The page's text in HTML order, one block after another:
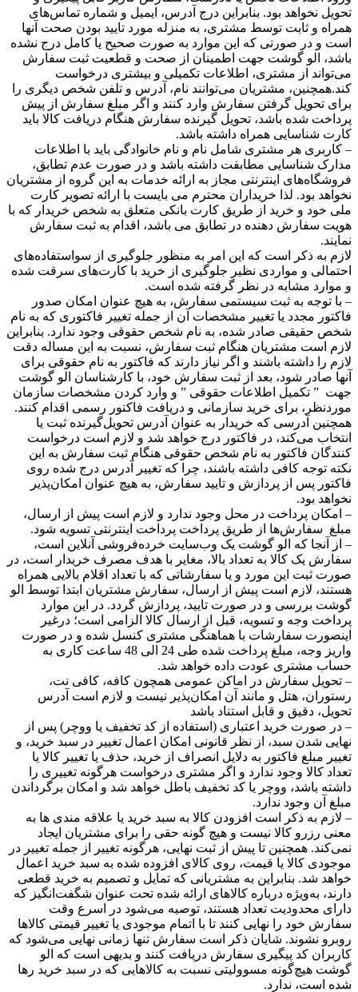
تحویل نخواهد بود. بنابراین درج آدرس، ایمیل و شماره تماس‌های
همراه و ثابت توسط مشتری، به منزله مورد تایید بودن صحت آنها
است و در صورتی که این موارد به صورت صحیح یا کامل درج نشده
باشد، الو گوشت جهت اطمینان از صحت و قطعیت ثبت سفارش
می‌تواند از مشتری، اطلاعات تکمیلی و بیشتری درخواست
کند.همچنین، مشتریان می‌توانند نام، آدرس و تلفن شخص دیگری را
برای تحویل گرفتن سفارش وارد کنند و اگر مبلغ سفارش از پیش
پرداخت شده باشد، تحویل گیرنده سفارش هنگام دریافت کالا باید
کارت شناسایی همراه داشته باشد.
– کاربری هر مشتری شامل نام و نام خانوادگی باید با اطلاعات
مدارک شناسایی مطابقت داشته باشد و در صورت عدم تطابق،
فروشگاه‌‌های اینترنتی مجاز به ارائه خدمات به این گروه از مشتریان
نخواهد بود. لذا خریداران محترم می بایست با ارائه تصویر کارت
ملی خود و خرید از طریق کارت بانکی متعلق به شخص خریدار که با
هویت سفارش دهنده در تطابق می باشد، اقدام به ثبت سفارش
نمایند.
لازم به ذکر است که این امر به منظور جلوگیری از سواستفاده‌های
احتمالی و مواردی نظیر جلوگیری از خرید با کارت‌های سرقت شده
و موارد مشابه در نظر گرفته شده است.
– با توجه به ثبت سیستمی سفارش، به هیچ عنوان امکان صدور
فاکتور مجدد یا تغییر مشخصات آن از جمله تغییر فاکتوری که به نام
شخص حقیقی صادر شده، به نام شخص حقوقی وجود ندارد. بنابراین
لازم است مشتریان هنگام ثبت سفارش، نسبت به این مساله دقت
لازم را داشته باشند و اگر نیاز دارند که فاکتور به نام حقوقی برای
آنها صادر شود، بعد از ثبت سفارش خود، با کارشناسان الو گوشت
جهت ” تکمیل اطلاعات حقوقی ” و وارد کردن مشخصات سازمان
موردنظر، برای خرید سازمانی و دریافت فاکتور رسمی اقدام کنند.
همچنین آدرسی که خریدار به عنوان آدرس تحویل‌گیرنده ثبت یا
انتخاب می‌کند، در فاکتور درج خواهد شد و لازم است درخواست
کنندگان فاکتور به نام شخص حقوقی هنگام ثبت سفارش به این
نکته توجه کافی داشته باشند، چرا که تغییر آدرس درج شده روی
فاکتور پس از پردازش و تایید سفارش، به هیچ عنوان امکان‌پذیر
نخواهد بود.
– امکان پرداخت در محل وجود ندارد و لازم است پیش از ارسال،
مبلغ سفارش‌ها از طریق پرداخت پرداخت اینترنتی تسویه شود.
– از آنجا که الو گوشت یک وب‌سایت خرده‌فروشی آنلاین است،
سفارش یک کالا به تعداد بالا، مغایر با هدف مصرف خریدار است، در
صورت ثبت این مورد و یا سفارشاتی که با تعداد اقلام بالایی همراه
هستند، لازم است پیش از ارسال، سفارش مشتریان ابتدا توسط الو
گوشت بررسی و در صورت تایید، پردازش گردد. در این موارد
پرداخت وجه و تسویه، قبل از ارسال کالا الزامی است؛ درغیر
اینصورت سفارشات با هماهنگی مشتری کنسل شده و در صورت
واریز وجه، مبلغ پرداخت شده طی 24 الی 48 ساعت کاری به
حساب مشتری عودت داده خواهد شد.
– تحویل سفارش در اماکن عمومی همچون کافه، کافی نت،
رستوران، هتل و مانند آن امکان‌پذیر نیست و لازم است آدرس
تحویل، دقیق و قابل استناد باشد
– در صورت خرید اعتباری (استفاده از کد تخفیف یا ووچر) پس از
نهایی شدن سبد، از نظر قانونی امکان اعمال تغییر در سبد خرید، و
تغییر مبلغ فاکتور به دلایل انصراف از خرید، حذف یا تغییر کالا یا
تعداد کالا وجود ندارد و اگر مشتری درخواست هرگونه تغییری را
داشته باشد، ووچر یا کد تخفیف باطل خواهد شد و امکان برگرداندن
مبلغ آن وجود ندارد.
– لازم به ذکر است افزودن کالا به سبد خرید یا علاقه مندی ها به
معنی رزرو کالا نیست و هیچ گونه حقی را برای مشتریان ایجاد
نمی‌کند. همچنین تا پیش از ثبت نهایی، هرگونه تغییر از جمله تغییر در
موجودی کالا یا قیمت، روی کالای افزوده شده به سبد خرید اعمال
خواهد شد. بنابراین به مشتریانی که تمایل و تصمیم به خرید قطعی
دارند، به‌ویژه درباره کالاهای ارائه شده تحت عنوان شگفت‌انگیز که
دارای محدودیت تعداد هستند، توصیه می‌شود در اسرع وقت
سفارش خود را نهایی کنند تا با اتمام موجودی یا تغییر قیمتی کالاها
روبرو نشوند. شایان ذکر است سفارش تنها زمانی نهایی می‌شود که
کاربران کد پیگیری سفارش دریافت کنند و بدیهی است که الو
گوشت هیچ‌گونه مسوولیتی نسبت به کالاهایی که در سبد خرید رها
شده است، ندارد.